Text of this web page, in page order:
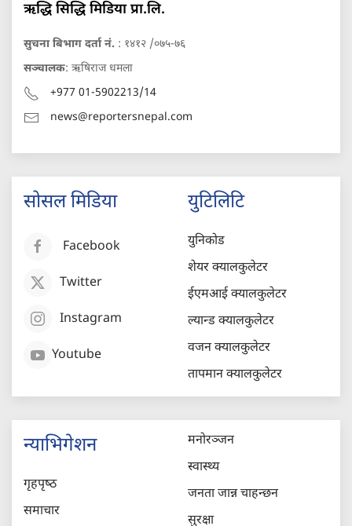
ऋद्धि सिद्धि मिडिया प्रा.लि.
सुचना बिभाग दर्ता नं. : १४१२ /०७५-७६
सञ्चालक: ऋषिराज धमला
+977 01-5902213/14
news@reportersnepal.com
सोसल मिडिया
Facebook
Twitter
Instagram
Youtube
युटिलिटि
युनिकोड
शेयर क्यालकुलेटर
ईएमआई क्यालकुलेटर
ल्यान्ड क्यालकुलेटर
वजन क्यालकुलेटर
तापमान क्यालकुलेटर
न्याभिगेशन
गृहपृष्‍ठ
समाचार
मनोरञ्जन
स्वास्थ्य
जनता जान्न चाहन्छन
सुरक्षा